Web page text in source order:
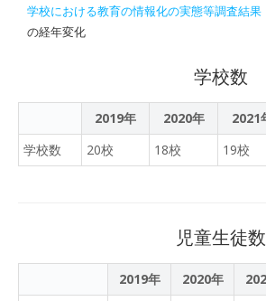
す。
げる
９７
どを
宙を
のＧ
学校
（タ
と中
ごろ
し、
アク
学校における教育の情報化の実態等調査結果
の経年変化
学校数
2019年 2020年 2021
学校数
20校 18校 19校
児童生徒数
2019年 2020年